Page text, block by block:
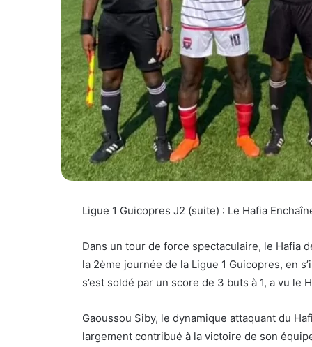
t
e
r
r
i
e
l
Ligue 1 Guicopres J2 (suite) : Le Hafia
Dans un tour de force spectaculaire, le Hafia
la 2ème journée de la Ligue 1 Guicopres, en
s’est soldé par un score de 3 buts à 1, a vu
Gaoussou Siby, le dynamique attaquant du
largement contribué à la victoire de son